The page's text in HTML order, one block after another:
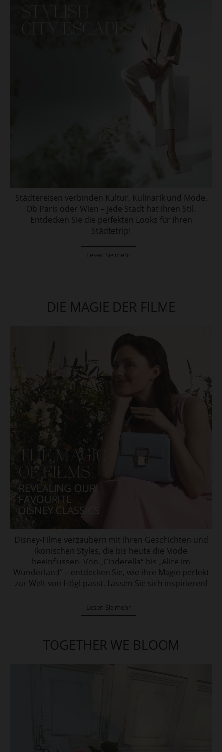
Städtereisen verbinden Kultur, Kulinarik und Mode.
Ob Paris oder Wien – jede Stadt hat ihren Stil.
Entdecken Sie die perfekten Looks für Ihren
Städtetrip!
Lesen Sie mehr
DIE MAGIE DER FILME
Disney-Filme verzaubern mit ihren Geschichten und
ikonischen Styles, die bis heute die Mode
beeinflussen. Von „Cinderella“ bis „Alice im
Wunderland“ – entdecken Sie, wie ihre Magie perfekt
zur Welt von Högl passt. Lassen Sie sich inspirieren!
Lesen Sie mehr
TOGETHER WE BLOOM